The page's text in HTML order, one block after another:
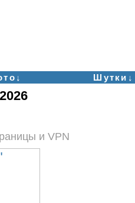
Шутки↓
и VPN